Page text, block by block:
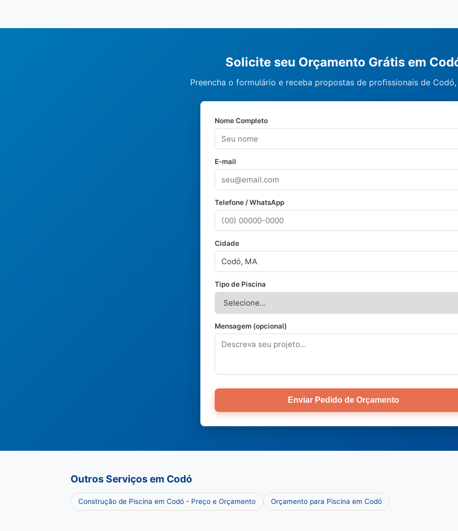
Solicite seu Orçamento Grátis em
Preencha o formulário e receba propostas de profissionais de Codó,
Nome Completo
E-mail
Telefone / WhatsApp
Cidade
Tipo de Piscina
Mensagem (opcional)
Enviar Pedido de Orçamento
Outros Serviços em Codó
Construção de Piscina em Codó - Preço e Orçamento Orçamento para Piscina em Codó